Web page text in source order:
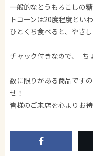
一般的なとうもろこしの
トコーンは20度程度とい
ひとくち食べると、やさ
チャック付きなので、 ち
数に限りがある商品です
せ！
皆様のご来店を心よりお